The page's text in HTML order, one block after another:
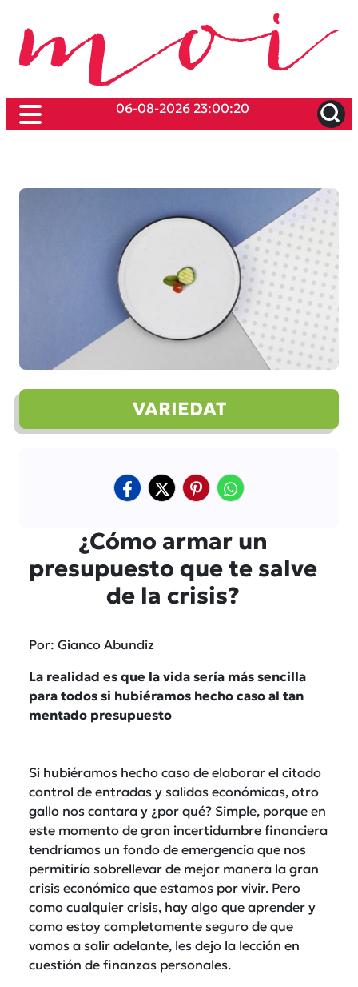
06-08-2026 23:00:20
VARIEDAT
¿Cómo armar un
presupuesto que te salve
de la crisis?
Por: Gianco Abundiz
La realidad es que la vida sería más sencilla
para todos si hubiéramos hecho caso al tan
mentado presupuesto
Si hubiéramos hecho caso de elaborar el citado
control de entradas y salidas económicas, otro
gallo nos cantara y ¿por qué? Simple, porque en
este momento de gran incertidumbre financiera
tendríamos un fondo de emergencia que nos
permitiría sobrellevar de mejor manera la gran
crisis económica que estamos por vivir. Pero
como cualquier crisis, hay algo que aprender y
como estoy completamente seguro de que
vamos a salir adelante, les dejo la lección en
cuestión de finanzas personales.